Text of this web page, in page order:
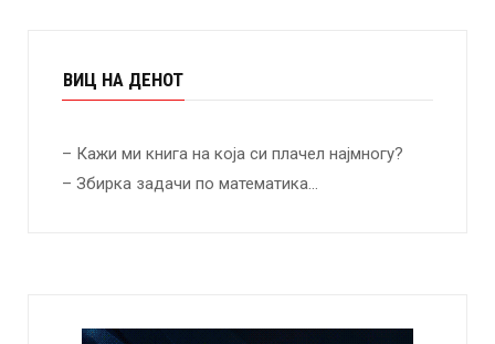
ВИЦ НА ДЕНОТ
– Кажи ми книга на која си плачел најмногу?
– Збирка задачи по математика…